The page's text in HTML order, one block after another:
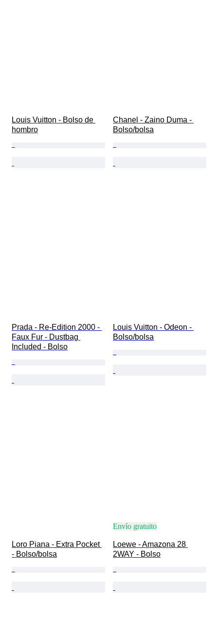
Louis Vuitton - Bolso de
hombro
Chanel - Zaino Duma -
Bolso/bolsa
Prada - Re-Edition 2000 -
Faux Fur - Dustbag
Included - Bolso
Louis Vuitton - Odeon -
Bolso/bolsa
Loro Piana - Extra Pocket
- Bolso/bolsa
Envío gratuito
Loewe - Amazona 28
2WAY - Bolso